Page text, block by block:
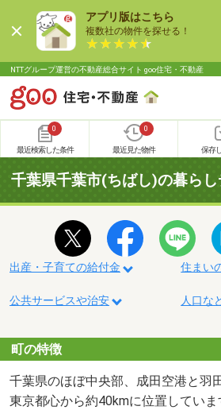
アプリ版はこちら
複数社の物件を探せる！
NTTグループ運営の不動産総合サイト goo住宅・不動産
0
最近検索した条件
0
最近見た物件 保存
千葉県千葉市(ちばし)の暮らし
出産・子育ての給付金 住まい
公共サービスや治安 人口な
町の特徴
千葉県のほぼ中央部、成田空港と羽
東京都心から約40kmに位置してい